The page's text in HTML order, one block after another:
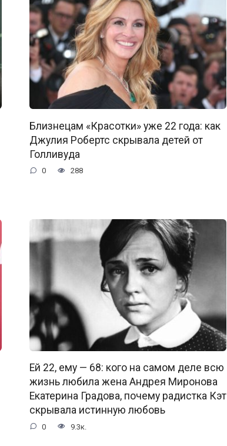
Близнецам «Красотки» уже 22 года: как
Джулия Робертс скрывала детей от
Голливуда
0 288
Ей 22, ему — 68: кого на самом деле всю
жизнь любила жена Андрея Миронова
Екатерина Градова, почему радистка Кэт
скрывала истинную любовь
0 9.3к.